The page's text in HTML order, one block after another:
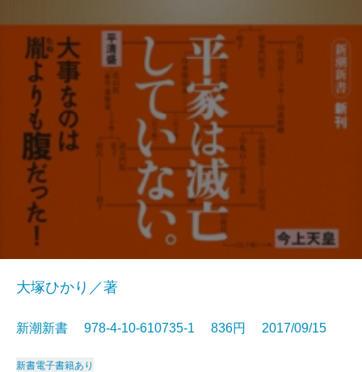
大塚ひかり／著
新潮新書 978-4-10-610735-1 836円 2017/09/15
新書電子書籍あり